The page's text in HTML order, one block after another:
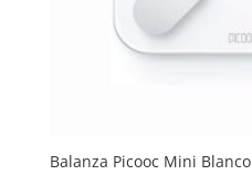
Balanza Picooc Mini Blanco